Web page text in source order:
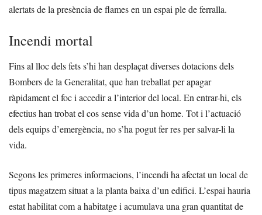
alertats de la presència de flames en un espai ple de ferralla.
Incendi mortal
Fins al lloc dels fets s’hi han desplaçat diverses dotacions dels
Bombers de la Generalitat, que han treballat per apagar
ràpidament el foc i accedir a l’interior del local. En entrar-hi, els
efectius han trobat el cos sense vida d’un home. Tot i l’actuació
dels equips d’emergència, no s’ha pogut fer res per salvar-li la
vida.
Segons les primeres informacions, l’incendi ha afectat un local de
tipus magatzem situat a la planta baixa d’un edifici. L’espai hauria
estat habilitat com a habitatge i acumulava una gran quantitat de